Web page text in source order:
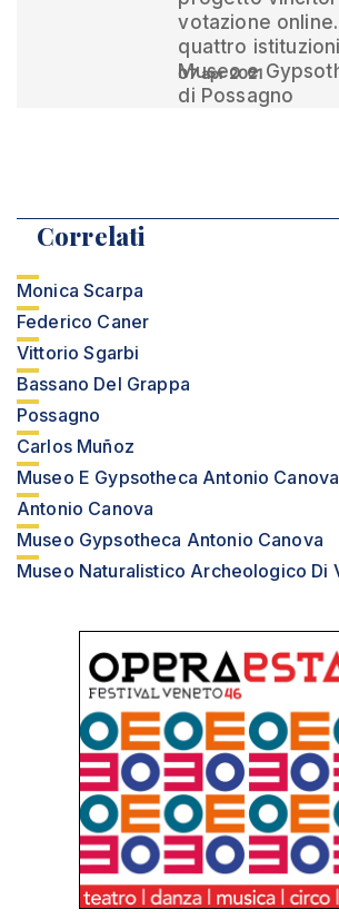
votazione
quattro
Museo e
di Possagno
07 apr 2021
Correlati
Monica Scarpa
Federico Caner
Vittorio Sgarbi
Bassano Del Grappa
Possagno
Carlos Muñoz
Museo E Gypsotheca Antonio Canova
Antonio Canova
Museo Gypsotheca Antonio Canova
Museo Naturalistico Archeologico Di